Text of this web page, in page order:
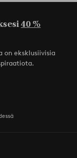
40 %
on eksklusiivisia